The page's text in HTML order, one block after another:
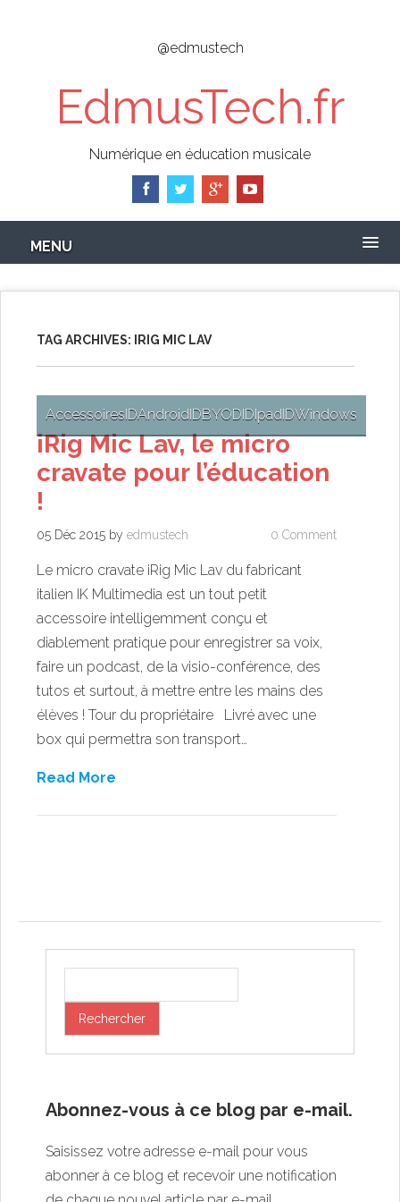
@edmustech
EdmusTech.fr
Numérique en éducation musicale
MENU
TAG ARCHIVES: IRIG MIC LAV
AccessoiresIDAndroidIDBYODIDIpadIDWindows
iRig Mic Lav, le micro
cravate pour l’éducation
!
05 Déc 2015 by edmustech 0 Comment
Le micro cravate iRig Mic Lav du fabricant
italien IK Multimedia est un tout petit
accessoire intelligemment conçu et
diablement pratique pour enregistrer sa voix,
faire un podcast, de la visio-conférence, des
tutos et surtout, à mettre entre les mains des
élèves ! Tour du propriétaire Livré avec une
box qui permettra son transport…
Read More
Abonnez-vous à ce blog par e-mail.
Saisissez votre adresse e-mail pour vous
abonner à ce blog et recevoir une notification